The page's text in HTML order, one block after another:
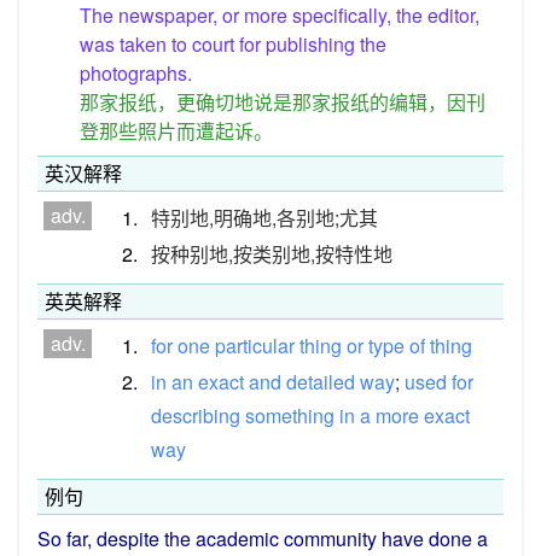
The newspaper, or more specifically, the editor,
was taken to court for publishing the
photographs.
那家报纸，更确切地说是那家报纸的编辑，因刊
登那些照片而遭起诉。
英汉解释
adv.
1. 特别地,明确地,各别地;尤其
2. 按种别地,按类别地,按特性地
英英解释
adv.
1. forone particularthing ortypeofthing
2. in an exactand detailed way; used for
describing something in a moreexact
way
例句
Sofar, despitetheacademiccommunity havedonea